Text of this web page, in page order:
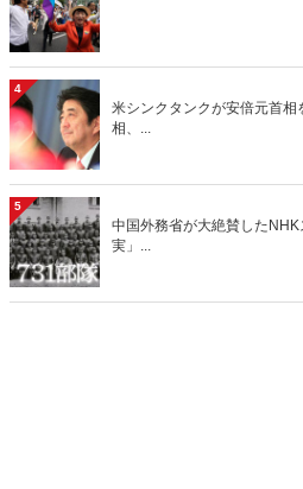
4
米シンクタンクが安倍元首
相、...
5
中国外務省が大絶賛した
実」...